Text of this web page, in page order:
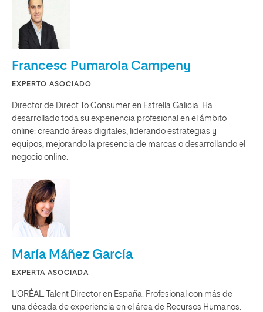
Francesc Pumarola Campeny
EXPERTO ASOCIADO
Director de Direct To Consumer en Estrella Galicia. Ha
desarrollado toda su experiencia profesional en el ámbito
online: creando áreas digitales, liderando estrategias y
equipos, mejorando la presencia de marcas o desarrollando el
negocio online.
María Máñez García
EXPERTA ASOCIADA
L'ORÉAL. Talent Director en España. Profesional con más de
una década de experiencia en el área de Recursos Humanos.